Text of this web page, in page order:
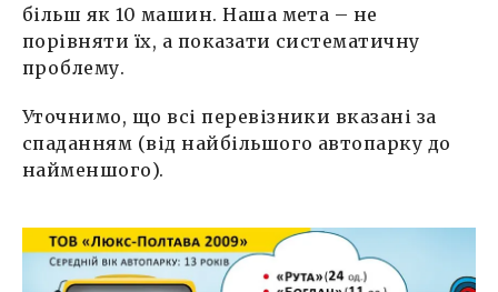
більш як 10 машин. Наша мета – не
порівняти їх, а показати систематичну
проблему.
Уточнимо, що всі перевізники вказані за
спаданням (від найбільшого автопарку до
найменшого).